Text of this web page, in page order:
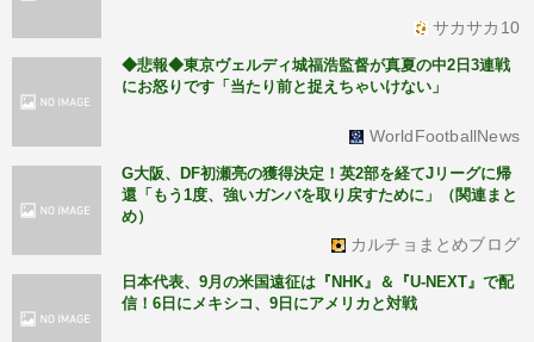
サカサカ10
◆悲報◆東京ヴェルディ城福浩監督が真夏の中2日3連戦
にお怒りです「当たり前と捉えちゃいけない」
WorldFootballNews
G大阪、DF初瀬亮の獲得決定！英2部を経てJリーグに帰
還「もう1度、強いガンバを取り戻すために」（関連まと
め）
カルチョまとめブログ
日本代表、9月の米国遠征は『NHK』＆『U-NEXT』で配
信！6日にメキシコ、9日にアメリカと対戦